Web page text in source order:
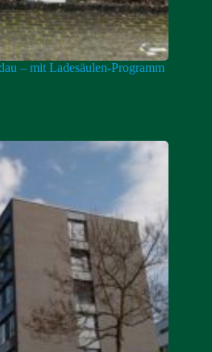
– mit Ladesäulen-Programm